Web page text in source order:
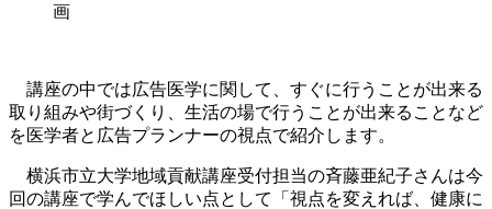
画
講座の中では広告医学に関して、すぐに行うことが出来る
取り組みや街づくり、生活の場で行うことが出来ることなど
を医学者と広告プランナーの視点で紹介します。
横浜市立大学地域貢献講座受付担当の斉藤亜紀子さんは今
回の講座で学んでほしい点として
「視点を変えれば、健康に